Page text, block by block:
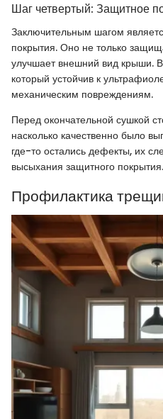
Шаг четвертый: Защитное
Заключительным шагом
покрытия. Оно не только
улучшает внешний вид крыши.
который устойчив к
механическим повреждениям.
Перед окончательной сушкой
насколько качественно было
где-то остались дефекты, их
высыхания защитного покрытия.
Профилактика